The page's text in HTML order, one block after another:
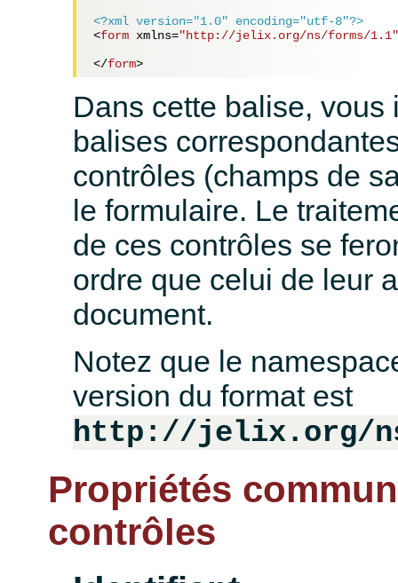
<?xml version="1.0" encoding="utf-8"?>
<form xmlns="http://jelix.org/ns/forms/1.1"
</form>
Dans cette balise, vous
balises
contrôles (champs de
le formulaire. Le
de ces contrôles se
ordre que celui de leur
document.
Notez que le
version du format est
http://jelix.org/
Propriétés
contrôles